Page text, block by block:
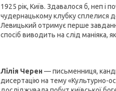
1925 рік, Київ. Здавалося б, неп і
чудернацькому клубку сплелися
Левицький отримує перше
спосіб виводить на слід маніяка,
Лілія Черен — письменниця,
дисертацію на тему «Культурно-